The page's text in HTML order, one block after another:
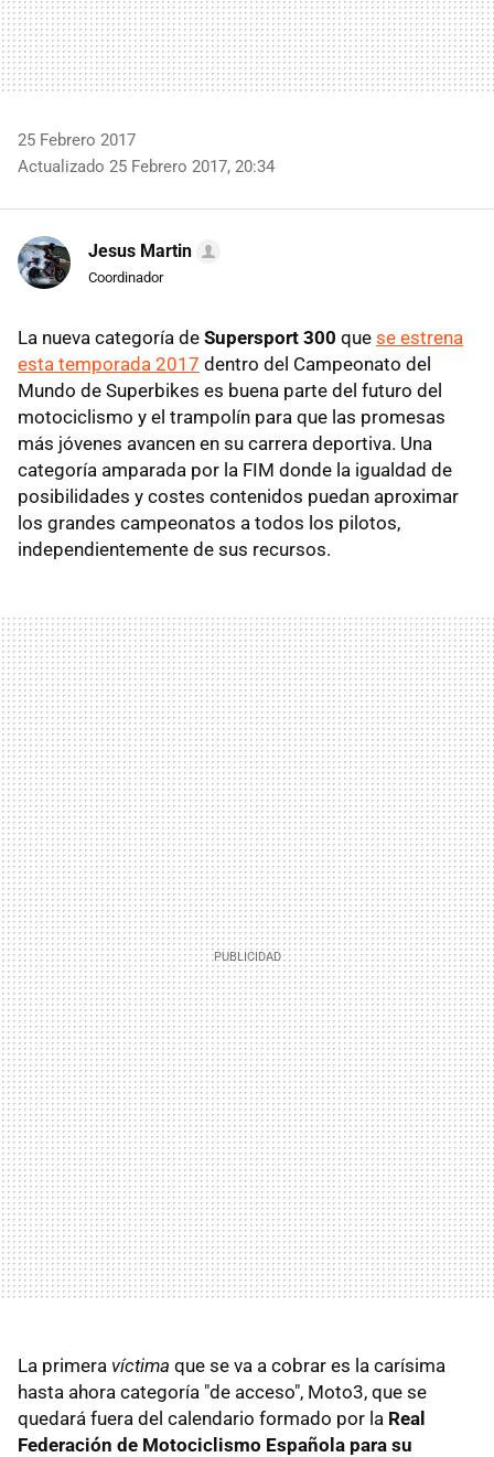
25 Febrero 2017
Actualizado 25 Febrero 2017, 20:34
Jesus Martin
Coordinador
La nueva categoría de Supersport 300 que se estrena
esta temporada 2017 dentro del Campeonato del
Mundo de Superbikes es buena parte del futuro del
motociclismo y el trampolín para que las promesas
más jóvenes avancen en su carrera deportiva. Una
categoría amparada por la FIM donde la igualdad de
posibilidades y costes contenidos puedan aproximar
los grandes campeonatos a todos los pilotos,
independientemente de sus recursos.
La primera víctima que se va a cobrar es la carísima
hasta ahora categoría "de acceso", Moto3, que se
quedará fuera del calendario formado por la Real
Federación de Motociclismo Española para su